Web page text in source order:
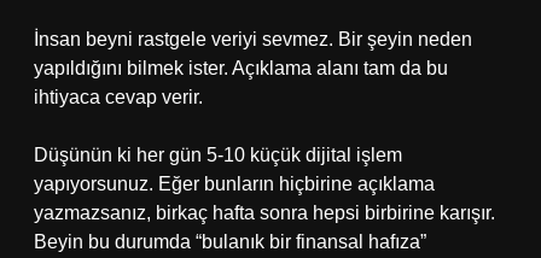
İnsan beyni rastgele veriyi sevmez. Bir şeyin neden
yapıldığını bilmek ister. Açıklama alanı tam da bu
ihtiyaca cevap verir.
Düşünün ki her gün 5-10 küçük dijital işlem
yapıyorsunuz. Eğer bunların hiçbirine açıklama
yazmazsanız, birkaç hafta sonra hepsi birbirine karışır.
Beyin bu durumda “bulanık bir finansal hafıza”